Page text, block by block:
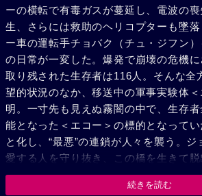
ーの横転で有毒ガスが蔓延し、電波の
生、さらには救助のヘリコプターも墜
ー車の運転手チョバク（チュ・ジフン
の日常が一変した。爆発で崩壊の危機
取り残された生存者は116人。そんな全
望的状況のなか、移送中の軍事実験体
明。一寸先も見えぬ霧闇の中で、生存
能となった＜エコー＞の標的となって
と化し、“最悪”の連鎖が人々を襲う。ジ
愛する人を守り抜き、この橋を生きて脱
て、国家の機密計画「プロジェクト・
続きを読む